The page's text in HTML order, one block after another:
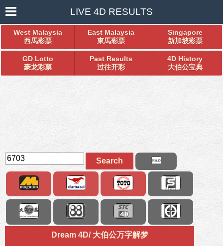
LIVE 4D RESULTS
West Malaysia
西馬彩票
East Malaysia
東馬彩票
Singapore
新加坡彩票
GD Lotto
豪龙彩票
Past Results
过往开彩
4D History
大伯公宝典
Search
Dream 4D/ 大伯公万字解梦